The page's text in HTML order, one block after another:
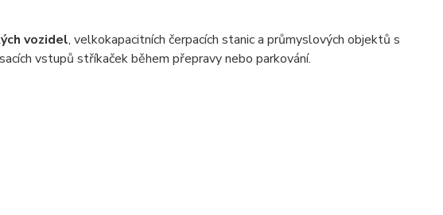
vozidel, velkokapacitních čerpacích stanic a průmyslových objektů s
vstupů stříkaček během přepravy nebo parkování.